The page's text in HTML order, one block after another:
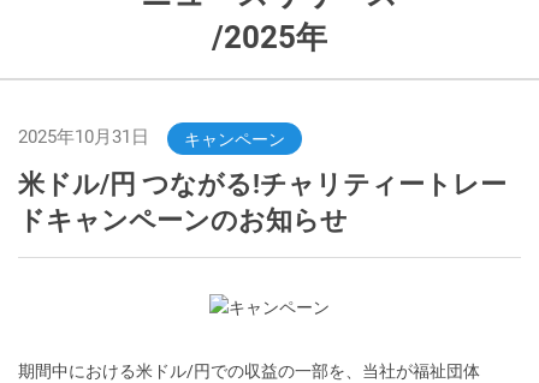
/2025年
2025年10月31日 キャンペーン
米ドル/円 つながる!チャリティートレー
ドキャンペーンのお知らせ
期間中における米ドル/円での収益の一部を、当社が福祉団体